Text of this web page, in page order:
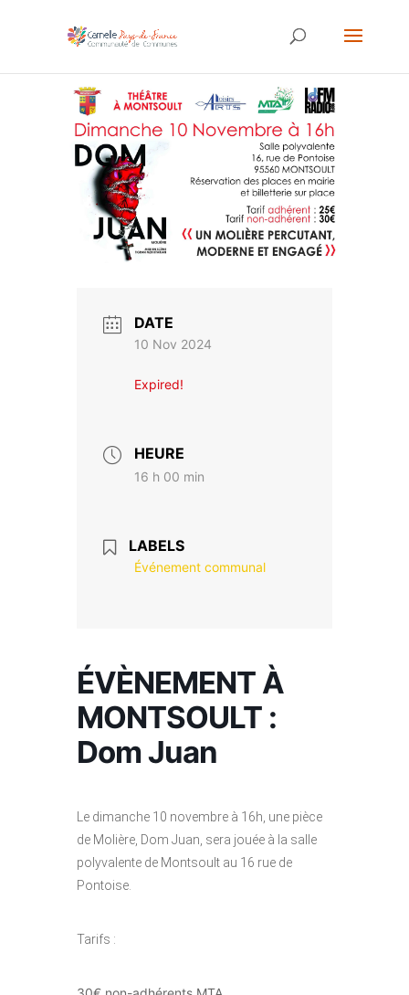
DATE
10 Nov 2024
Expired!
HEURE
16 h 00 min
LABELS
Événement communal
ÉVÈNEMENT À
MONTSOULT :
Dom Juan
Le dimanche 10 novembre à 16h, une pièce
de Molière, Dom Juan, sera jouée à la salle
polyvalente de Montsoult au 16 rue de
Pontoise.
Tarifs :